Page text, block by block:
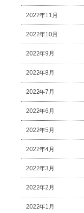
2022年11月
2022年10月
2022年9月
2022年8月
2022年7月
2022年6月
2022年5月
2022年4月
2022年3月
2022年2月
2022年1月